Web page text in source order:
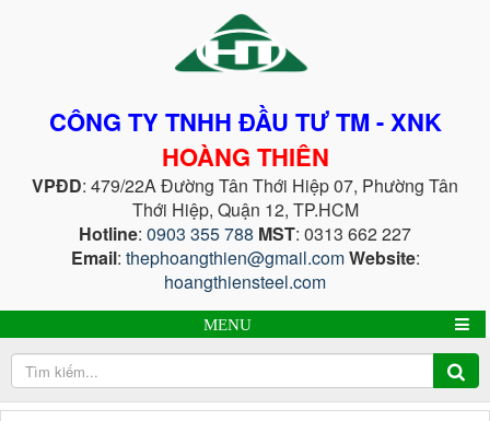
CÔNG TY TNHH ĐẦU TƯ TM - XNK
HOÀNG THIÊN
VPĐD: 479/22A Đường Tân Thới Hiệp 07, Phường Tân
Thới Hiệp, Quận 12, TP.HCM
Hotline: 0903 355 788 MST: 0313 662 227
Email: thephoangthien@gmail.comWebsite:
hoangthiensteel.com
MENU